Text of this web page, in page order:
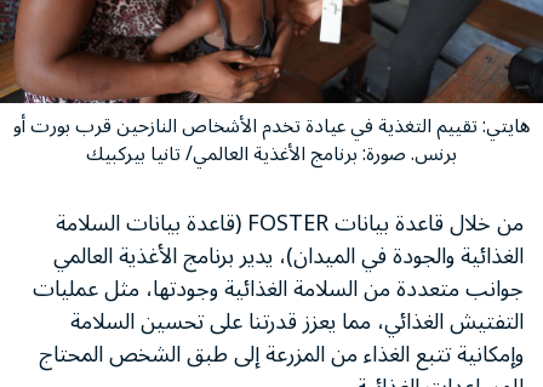
هايتي: تقييم التغذية في عيادة تخدم الأشخاص النازحين قرب بورت أو
برنس. صورة: برنامج الأغذية العالمي/ تانيا بيركبيك
من خلال قاعدة بيانات FOSTER (قاعدة بيانات السلامة
الغذائية والجودة في الميدان)، يدير برنامج الأغذية العالمي
جوانب متعددة من السلامة الغذائية وجودتها، مثل عمليات
التفتيش الغذائي، مما يعزز قدرتنا على تحسين السلامة
وإمكانية تتبع الغذاء من المزرعة إلى طبق الشخص المحتاج